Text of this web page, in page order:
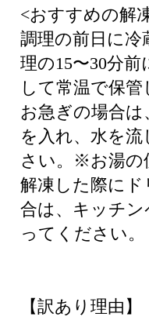
<おすすめの解
調理の前日に冷
理の15〜30分
して常温で保管
お急ぎの場合
を入れ、水を
さい。※お湯の
解凍した際に
合は、キッチ
ってください。
【訳あり理由】